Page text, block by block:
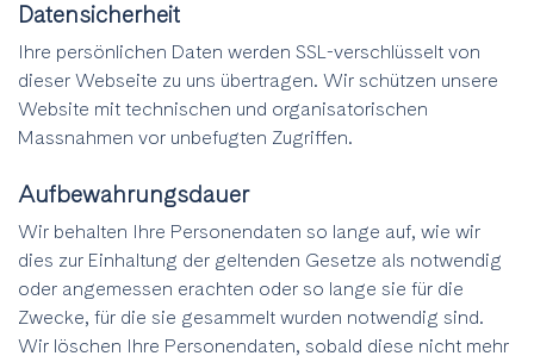
Datensicherheit
Ihre persönlichen Daten werden SSL-verschlüsselt von
dieser Webseite zu uns übertragen. Wir schützen unsere
Website mit technischen und organisatorischen
Massnahmen vor unbefugten Zugriffen.
Aufbewahrungsdauer
Wir behalten Ihre Personendaten so lange auf, wie wir
dies zur Einhaltung der geltenden Gesetze als notwendig
oder angemessen erachten oder so lange sie für die
Zwecke, für die sie gesammelt wurden notwendig sind.
Wir löschen Ihre Personendaten, sobald diese nicht mehr